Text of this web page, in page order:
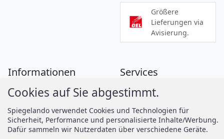
Größere
Lieferungen via
Avisierung.
Informationen
Zahlung
Versand
AGB
Services
Montageanleitungen
Spiegelando Magazin
Cookies auf Sie abgestimmt.
Spiegelando verwendet Cookies und Technologien für
Sicherheit, Performance und personalisierte Inhalte/Werbung.
Dafür sammeln wir Nutzerdaten über verschiedene Geräte.